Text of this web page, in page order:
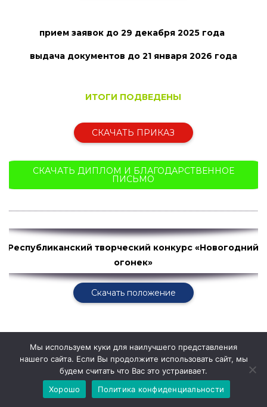
прием заявок до 29 декабря 2025 года
выдача документов до 21 января2026 года
ИТОГИ ПОДВЕДЕНЫ
СКАЧАТЬ ПРИКАЗ
СКАЧАТЬ ДИПЛОМ И БЛАГОДАРСТВЕННОЕ
ПИСЬМО
Республиканский творческий конкурс «Новогодний
огонек»
Скачать положение
выдача документов до 20 января2026 года
Мы используем куки для наилучшего представления
нашего сайта. Если Вы продолжите использовать сайт, мы
будем считать что Вас это устраивает.
Хорошо
Политика конфиденциальности